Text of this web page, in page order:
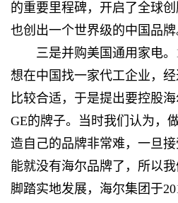
的重要里程碑，开启了全球创
也创出一个世界级的中国品牌
三是并购美国通用家电
想在中国找一家代工企业，
比较合适，于是提出要控股
GE的牌子。当时我们认为，
造自己的品牌非常难，一旦
能就没有海尔品牌了，所以
脚踏实地发展，海尔集团于